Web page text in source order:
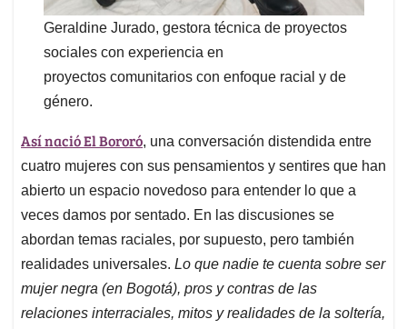
Geraldine Jurado, gestora técnica de proyectos
sociales con experiencia en
proyectos comunitarios con enfoque racial y de
género.
Así nació El Bororó, una conversación distendida entre
cuatro mujeres con sus pensamientos y sentires que han
abierto un espacio novedoso para entender lo que a
veces damos por sentado. En las discusiones se
abordan temas raciales, por supuesto, pero también
realidades universales. Lo que nadie te cuenta sobre ser
mujer negra (en Bogotá), pros y contras de las
relaciones interraciales, mitos y realidades de la soltería,